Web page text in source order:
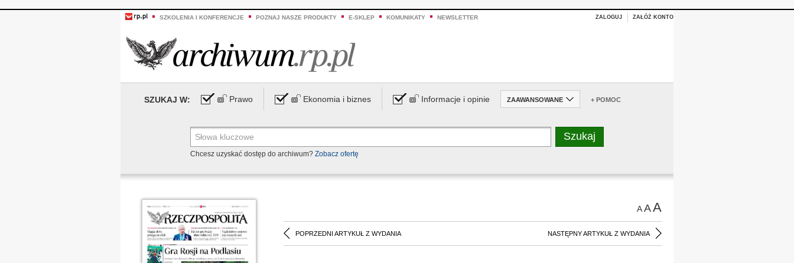
SZKOLENIA I KONFERENCJE POZNAJ NASZE PRODUKTY E-SKLEP KOMUNIKATY NEWSLETTER ZALOGUJ ZAŁÓŻ KONTO
SZUKAJ W: Prawo Ekonomia i biznes Informacje i opinie ZAAWANSOWANE + POMOC
Chcesz uzyskać dostęp do archiwum? Zobacz ofertę
AAA
POPRZEDNI ARTYKUŁ Z WYDANIA NASTĘPNY ARTYKUŁ Z WYDANIA